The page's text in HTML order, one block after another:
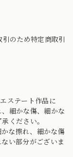
のため特定商取引
ステート作品に
細かな傷、細かな
ください。
な擦れ、細かな傷
い部分がございま